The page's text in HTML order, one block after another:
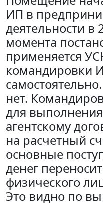
ИП в
деятельности в
момента
применяется
командировки
нет.
для
агентскому
на расчетный
основные
денег
физического
Это видно по